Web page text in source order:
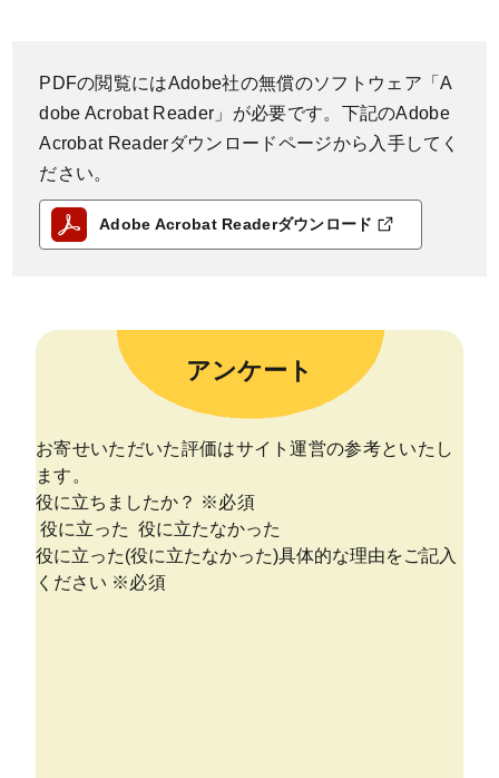
PDFの閲覧にはAdobe社の無償のソフトウェア「A
dobe Acrobat Reader」が必要です。下記のAdobe
Acrobat Readerダウンロードページから入手してく
ださい。
Adobe Acrobat Readerダウンロード
アンケート